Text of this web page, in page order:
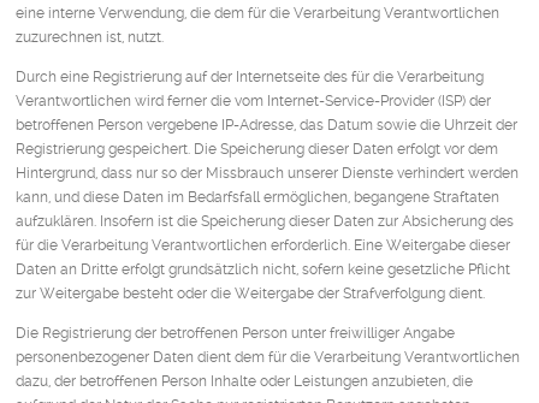
eine interne Verwendung, die dem für die Verarbeitung Verantwortlichen
zuzurechnen ist, nutzt.
Durch eine Registrierung auf der Internetseite des für die Verarbeitung
Verantwortlichen wird ferner die vom Internet-Service-Provider (ISP) der
betroffenen Person vergebene IP-Adresse, das Datum sowie die Uhrzeit der
Registrierung gespeichert. Die Speicherung dieser Daten erfolgt vor dem
Hintergrund, dass nur so der Missbrauch unserer Dienste verhindert werden
kann, und diese Daten im Bedarfsfall ermöglichen, begangene Straftaten
aufzuklären. Insofern ist die Speicherung dieser Daten zur Absicherung des
für die Verarbeitung Verantwortlichen erforderlich. Eine Weitergabe dieser
Daten an Dritte erfolgt grundsätzlich nicht, sofern keine gesetzliche Pflicht
zur Weitergabe besteht oder die Weitergabe der Strafverfolgung dient.
Die Registrierung der betroffenen Person unter freiwilliger Angabe
personenbezogener Daten dient dem für die Verarbeitung Verantwortlichen
dazu, der betroffenen Person Inhalte oder Leistungen anzubieten, die